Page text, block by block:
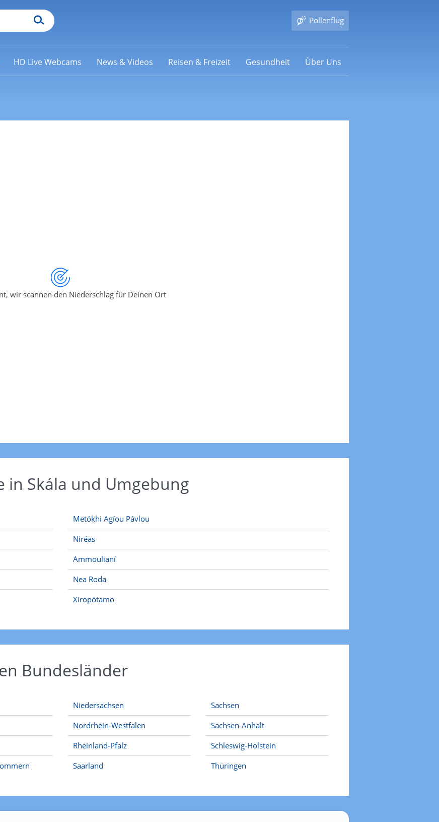
Pollenflug
HD Live Webcams News & Videos Reisen & Freizeit Gesundheit Über Uns
wir scannen den Niederschlag für Deinen Ort
in Skála und Umgebung
Metókhi Agíou Pávlou
Niréas
Ammoulianí
Nea Roda
Xiropótamo
Bundesländer
Niedersachsen
Nordrhein-Westfalen
Rheinland-Pfalz
Saarland
Sachsen
Sachsen-Anhalt
Schleswig-Holstein
Thüringen